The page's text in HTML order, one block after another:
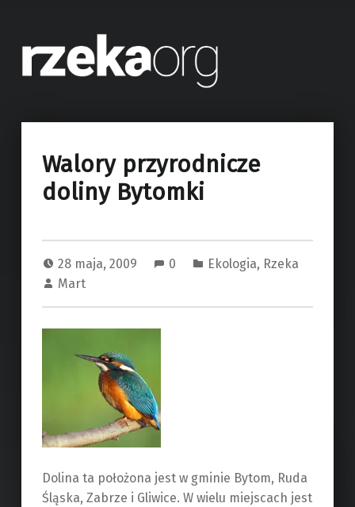
Ekoblog o rzece Bytomce. Rzeka mająca swe źródło w mieście Bytom.
Walory przyrodnicze
doliny Bytomki
28 maja, 2009 0 Ekologia, Rzeka
Mart
Dolina ta położona jest w gminie Bytom, Ruda
Śląska, Zabrze i Gliwice. W wielu miejscach jest